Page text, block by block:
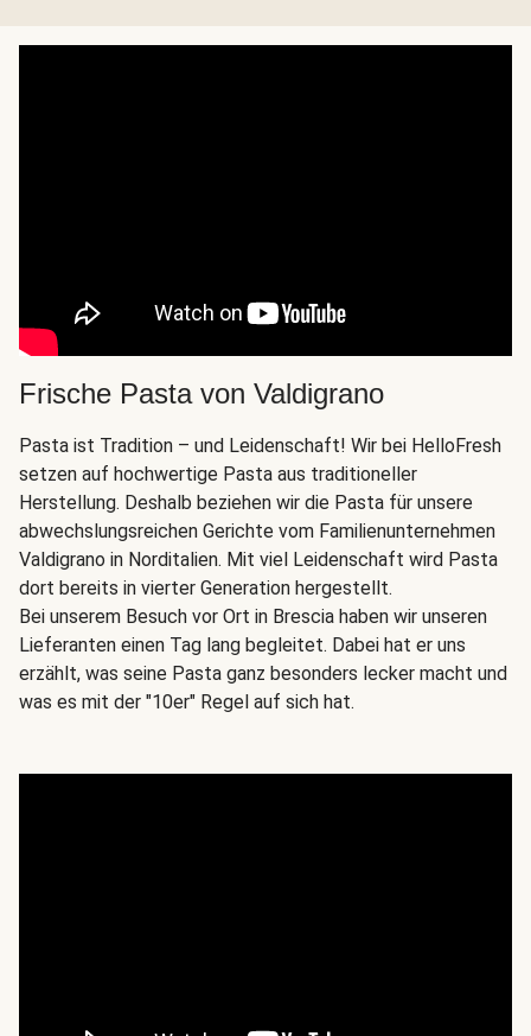
Frische Pasta von Valdigrano
Pasta ist Tradition – und Leidenschaft! Wir bei HelloFresh
setzen auf hochwertige Pasta aus traditioneller
Herstellung. Deshalb beziehen wir die Pasta für unsere
abwechslungsreichen Gerichte vom Familienunternehmen
Valdigrano in Norditalien. Mit viel Leidenschaft wird Pasta
dort bereits in vierter Generation hergestellt.
Bei unserem Besuch vor Ort in Brescia haben wir unseren
Lieferanten einen Tag lang begleitet. Dabei hat er uns
erzählt, was seine Pasta ganz besonders lecker macht und
was es mit der "10er" Regel auf sich hat.